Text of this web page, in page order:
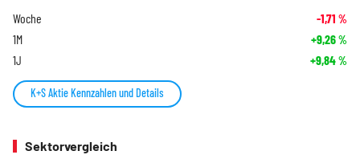
Woche -1,71 %
1M +9,26%
1J +9,84%
K+S Aktie Kennzahlen und Details
Sektorvergleich